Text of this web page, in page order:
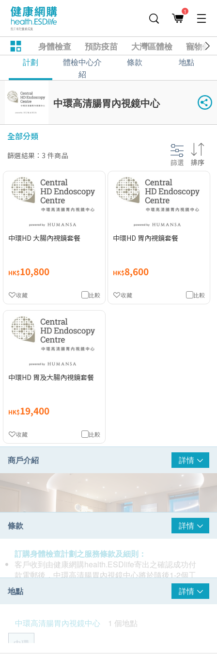
1
身體檢查 預防疫苗 大灣區體檢 寵物健
計劃
體檢中心介
紹
條款 地點
中環高清腸胃內視鏡中心
全部分類
篩選結果：3 件商品
篩選 排序
中環HD 大腸內視鏡套餐
HK$10,800
比較
收藏
中環HD 胃內視鏡套餐
HK$8,600
比較
收藏
中環HD 胃及大腸內視鏡套餐
HK$19,400
比較
收藏
商戶介紹 詳情
視鏡服務。我們的內視鏡團隊由經驗豐富、專業細心的
專科醫生及護士組成，一系列無壓力的內視鏡檢查服
務、尖端影像系統、週全設備與配套，盡是為您提供一
條款 詳情
訂購身體檢查計劃之服務條款及細則：
客戶收到由健康網購health.ESDlife寄出之確認成功付
款電郵後，中環高清腸胃內視鏡中心將於隨後1-2個工
作天辦公時間內，致電客戶預約檢查的時間及地點 (電
話: 2130 3201)。
客戶必須於預約當天出示身份證及列印訂購確認信以確
認身份。
本內視鏡檢查只適用於16歲至75歲人士；18歲以下人
士需由家長或監護人陪同。
地點 詳情
中環高清腸胃內視鏡中心
1 個地點
中環